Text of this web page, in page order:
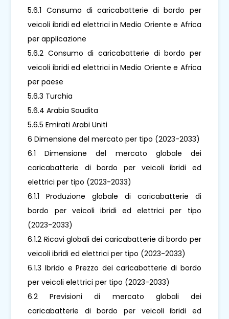
5.6.1 Consumo di caricabatterie di bordo per
veicoli ibridi ed elettrici in Medio Oriente e Africa
per applicazione
5.6.2 Consumo di caricabatterie di bordo per
veicoli ibridi ed elettrici in Medio Oriente e Africa
per paese
5.6.3 Turchia
5.6.4 Arabia Saudita
5.6.5 Emirati Arabi Uniti
6 Dimensione del mercato per tipo (2023-2033)
6.1 Dimensione del mercato globale dei
caricabatterie di bordo per veicoli ibridi ed
elettrici per tipo (2023-2033)
6.1.1 Produzione globale di caricabatterie di
bordo per veicoli ibridi ed elettrici per tipo
(2023-2033)
6.1.2 Ricavi globali dei caricabatterie di bordo per
veicoli ibridi ed elettrici per tipo (2023-2033)
6.1.3 Ibrido e Prezzo dei caricabatterie di bordo
per veicoli elettrici per tipo (2023-2033)
6.2 Previsioni di mercato globali dei
caricabatterie di bordo per veicoli ibridi ed